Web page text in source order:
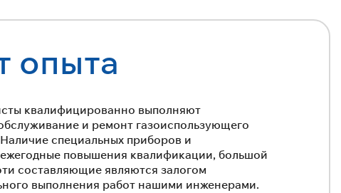
опыта
квалифицированно выполняют
и ремонт газоиспользующего
специальных приборов и
повышения квалификации, большой
составляющие являются залогом
выполнения работ нашими инженерами.